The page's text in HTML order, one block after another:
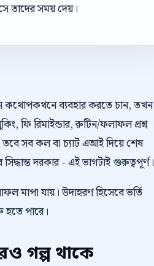
তাদের সময় দেয়।
কথোপকথনে ব্যবহার করতে চান, তখন
ফি রিমাইন্ডার, রুটিন/ফলাফল প্রশ্ন
সব কল বা চ্যাট এআই দিয়ে শেষ
দরকার - এই ভাগটাই গুরুত্বপূর্ণ।
মাপা যায়। উদাহরণ হিসেবে ভর্তি
হতে পারে।
গল্প থাকে